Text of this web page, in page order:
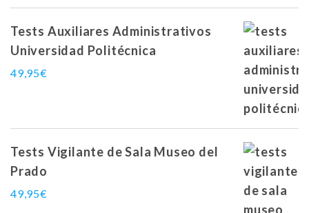
Tests Auxiliares Administrativos
Universidad Politécnica
49,95€
Tests Vigilante de Sala Museo del
Prado
49,95€